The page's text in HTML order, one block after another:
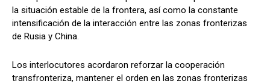
la situación estable de la frontera, así como la constante
intensificación de la interacción entre las zonas fronterizas
de Rusia y China.
Los interlocutores acordaron reforzar la cooperación
transfronteriza, mantener el orden en las zonas fronterizas